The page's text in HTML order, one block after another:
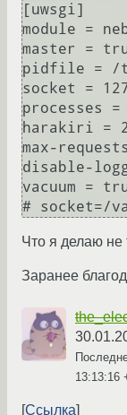
[uwsgi]
module =
master =
pidfile = /
socket =
processes =
harakiri =
max-
disable-
vacuum =
Что я делаю не
Заранее
13:13:16
Ссылка